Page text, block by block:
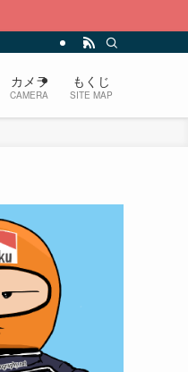
カメラ
CAMERA
もくじ
SITE MAP